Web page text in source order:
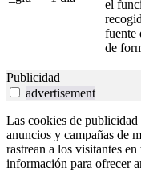
el
fuente
de
Publicidad
advertisement
Las cookies de
anuncios y campañas de
rastrean a los visitantes
información para ofrecer